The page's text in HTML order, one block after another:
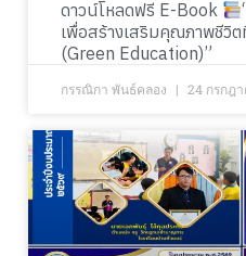
ดาวน์โหลดฟรี E-Book
เพื่อสร้างเสริมคุณภาพชีวิ
(Green Education)”
กรรณิกา พันธ์คลอง 24 กรกฎ